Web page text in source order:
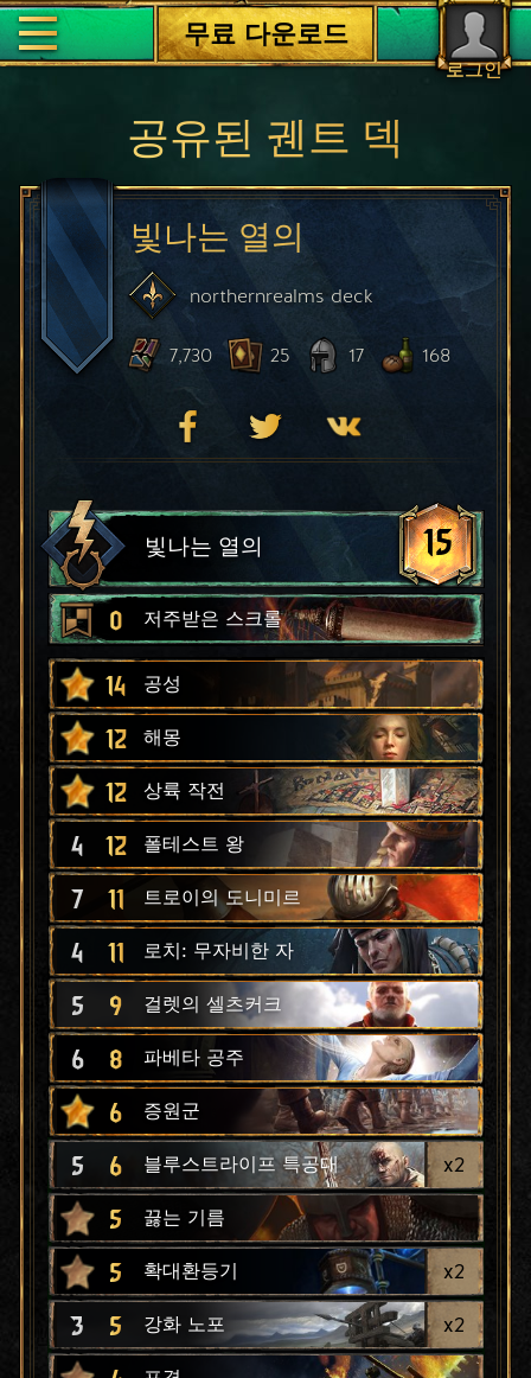
로그인
무료 다운로드
공유된 궨트 덱
빛나는 열의
northernrealmsdeck
7,730 25 17 168
빛나는 열의 15
0 저주받은 스크롤
14 공성
12 해몽
12 상륙 작전
4 12 폴테스트 왕
7 11 트로이의 도니미르
4 11 로치: 무자비한 자
5 9 걸렛의 셀츠커크
6 8 파베타 공주
6 증원군
5 6 블루스트라이프 특공대 x2
5 끓는 기름
5 확대환등기 x2
3 5 강화 노포 x2